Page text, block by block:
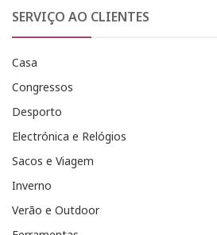
SERVIÇO AO CLIENTES
Casa
Congressos
Desporto
Electrónica e Relógios
Sacos e Viagem
Inverno
Verão e Outdoor